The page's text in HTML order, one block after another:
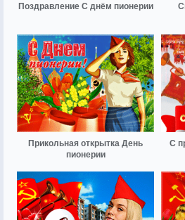
Поздравление С днём пионерии
Прикольная открытка День
пионерии
С